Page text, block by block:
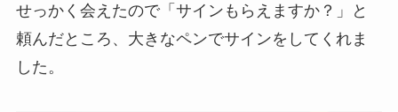
せっかく会えたので「サインもらえますか？」と
頼んだところ、大きなペンでサインをしてくれま
した。